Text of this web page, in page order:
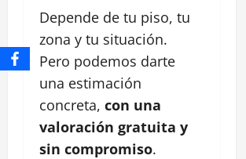
Depende de tu piso, tu
zona y tu situación.
Pero podemos darte
una estimación
concreta, con una
valoración gratuita y
sin compromiso.